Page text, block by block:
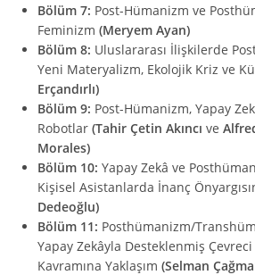
Bölüm 7: Post-Hümanizm ve
Feminizm (Meryem Ayan)
Bölüm 8: Uluslararası İlişkilerde
Yeni Materyalizm, Ekolojik Kriz ve
Erçandırlı)
Bölüm 9: Post-Hümanizm, Yapay
Robotlar(Tahir Çetin Akıncıve
Morales)
Bölüm 10: Yapay Zekâ ve
Kişisel Asistanlarda İnanç
Dedeoğlu)
Bölüm 11: Posthümanizm/
Yapay Zekâyla Desteklenmiş
Kavramına Yaklaşım(Selman